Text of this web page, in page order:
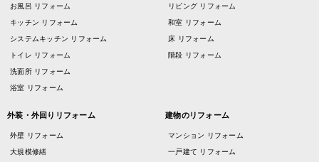
お風呂 リフォーム
キッチン リフォーム
システムキッチン リフォーム
トイレ リフォーム
洗面所 リフォーム
浴室 リフォーム
リビング リフォーム
和室 リフォーム
床 リフォーム
階段 リフォーム
外装・外回りリフォーム
外壁 リフォーム
大規模修繕
建物のリフォーム
マンション リフォーム
一戸建て リフォーム